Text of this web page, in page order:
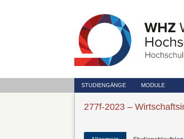
STUDIENGÄNGE MODULE
277f-2023 –